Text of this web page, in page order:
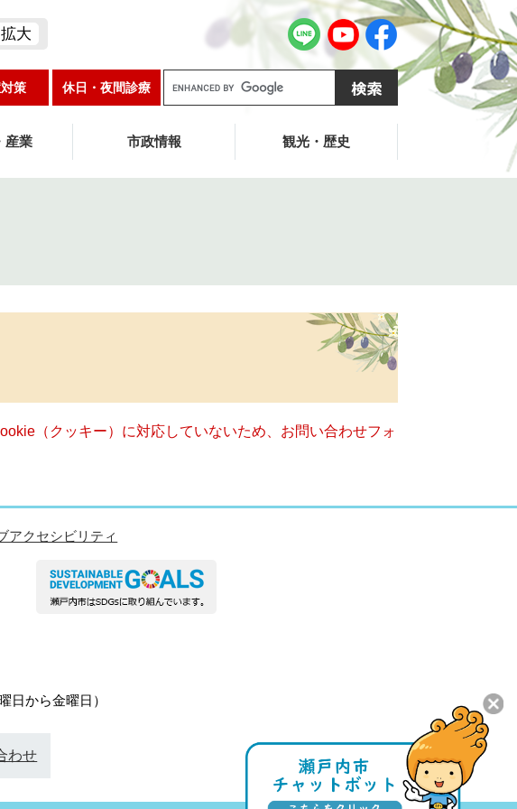
拡大
策 休日・夜間診療
g
e
産業 市政情報 観光・歴史
（クッキー）に対応していないため、お問い合わせフォ
アクセシビリティ
日から金曜日）
わせ